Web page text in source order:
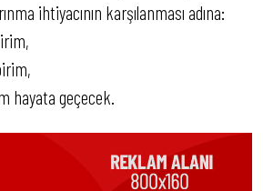
ihtiyacının karşılanması adına:
hayata geçecek.